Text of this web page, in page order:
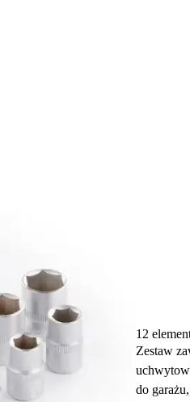
12
Zestaw
do